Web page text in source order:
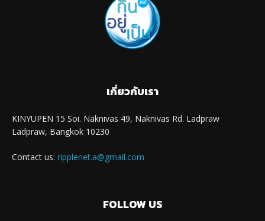
เกี่ยวกับเรา
KINYUPEN 15 Soi. Naknivas 49, Naknivas Rd. Ladpraw
Ladpraw, Bangkok 10230
Contact us: ripplenet.a@gmail.com
FOLLOW US